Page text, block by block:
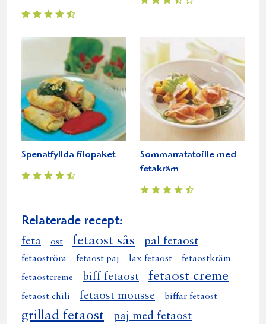
Spenatfyllda filopaket
Sommarratatoille med
fetakräm
Relaterade recept:
feta ost fetaost sås pal fetaost
fetaoströra fetaost paj lax fetaost
fetaostkräm
fetaostcreme
biff fetaost fetaost creme
fetaost chili fetaost mousse biffar fetaost
grillad fetaost paj med fetaost